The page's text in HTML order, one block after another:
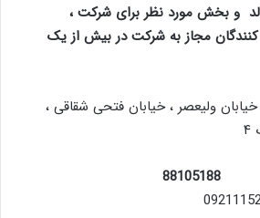
و بخش مورد نظر برای شرکت ،
مجاز به شرکت در بیش از یک
خیابان ولیعصر ، خیابان فتحی شقاقی ،